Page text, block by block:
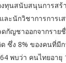
ทุนสนับสนุนการส
ะนักวิชาการการ
กัญชาออกจากราย
ด ซึ่ง 8% ของคนที่
พบว่า คนไทยอา